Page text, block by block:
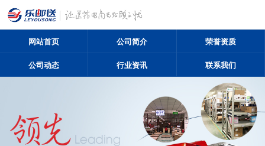
网站首页 公司简介 荣誉资质
公司动态 行业资讯 联系我们